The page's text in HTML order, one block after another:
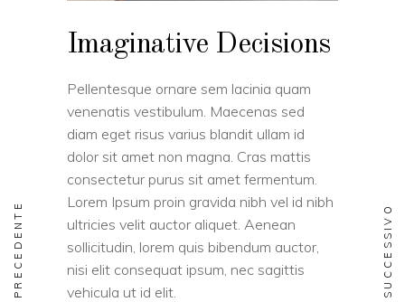
Imaginative Decisions
Pellentesque ornare sem lacinia quam
venenatis vestibulum. Maecenas sed
diam eget risus varius blandit ullam id
dolor sit amet non magna. Cras mattis
consectetur purus sit amet fermentum.
Lorem Ipsum proin gravida nibh vel id nibh
ultricies velit auctor aliquet. Aenean
sollicitudin, lorem quis bibendum auctor,
nisi elit consequat ipsum, nec sagittis
vehicula ut id elit.
PRECEDENTE SUCCESSIVO